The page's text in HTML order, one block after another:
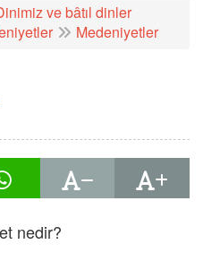
ve bâtıl dinler
Medeniyetler
nedir?